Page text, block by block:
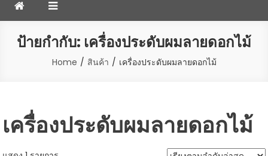
ป้ายกำกับ: เครื่องประดับผมลายดอกไม้
Home สินค้า เครื่องประดับผมลายดอกไม้
เครื่องประดับผมลายดอกไม้